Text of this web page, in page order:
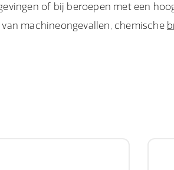
of bij beroepen met een
machineongevallen, chemische